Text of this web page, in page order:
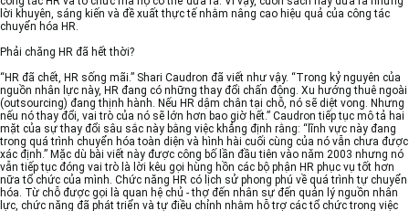
lời khuyên, sáng kiến và đề xuất thực tế nhằm nâng cao hiệu quả của công tác
chuyển hóa HR.
Phải chăng HR đã hết thời?
“HR đã chết, HR sống mãi.” Shari Caudron đã viết như vậy. “Trong kỷ nguyên của
nguồn nhân lực này, HR đang có những thay đổi chấn động. Xu hướng thuê ngoài
(outsourcing) đang thịnh hành. Nếu HR dậm chân tại chỗ, nó sẽ diệt vong. Nhưng
nếu nó thay đổi, vai trò của nó sẽ lớn hơn bao giờ hết.” Caudron tiếp tục mô tả hai
mặt của sự thay đổi sâu sắc này bằng việc khẳng định rằng: “lĩnh vực này đang
trong quá trình chuyển hóa toàn diện và hình hài cuối cùng của nó vẫn chưa được
xác định.” Mặc dù bài viết này được công bố lần đầu tiên vào năm 2003 nhưng nó
vẫn tiếp tục đóng vai trò là lời kêu gọi hùng hồn các bộ phận HR phục vụ tốt hơn
nữa tổ chức của mình. Chức năng HR có lịch sử phong phú về quá trình tự chuyển
hóa. Từ chỗ được gọi là quan hệ chủ - thợ đến nhân sự đến quản lý nguồn nhân
lực, chức năng đã phát triển và tự điều chỉnh nhằm hỗ trợ các tổ chức trong việc